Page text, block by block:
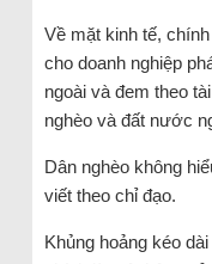
Về mặt kinh tế,
cho doanh nghiệp
ngoài và đem theo
nghèo và đất nước
Dân nghèo không
viết theo chỉ đạo.
Khủng hoảng kéo